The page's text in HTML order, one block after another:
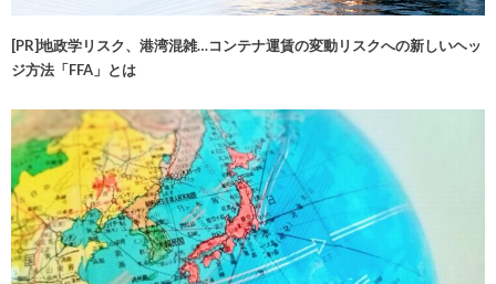
[PR]地政学リスク、港湾混雑…コンテナ運賃の変動リスクへの新しいヘッ
ジ方法「FFA」とは